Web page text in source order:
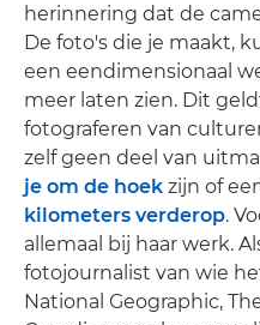
herinnering dat de
De foto's die je maakt,
een eendimensionaal
meer laten zien. Dit
fotograferen van
zelf geen deel van
je om de hoek zijn of
kilometers verderop.
allemaal bij haar werk.
fotojournalist van wie
National Geographic,